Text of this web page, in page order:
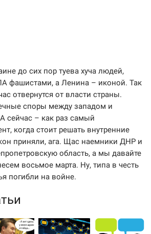
до сих пор туева хуча людей,
фашистами, а Ленина – иконой. Так
отвернутся от власти страны.
споры между западом и
сейчас – как раз самый
когда стоит решать внутренние
приняли, ага. Щас наемники ДНР и
область, а мы давайте
восьмое марта. Ну, типа в честь
погибли на войне.